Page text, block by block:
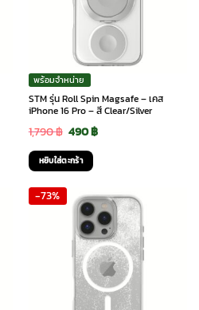
พร้อมจำหน่าย
STM รุ่น Roll Spin Magsafe – เคส
iPhone 16 Pro – สี Clear/Silver
1,790฿ Original
price
was:
1,790 ฿.
490฿Current
490 ฿.
หยิบใส่ตะกร้า
-73%